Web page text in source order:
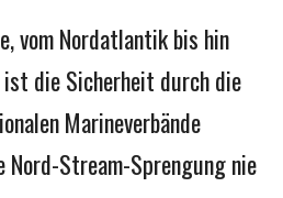
vom Nordatlantik bis hin
die Sicherheit durch die
Marineverbände
Nord-Stream-Sprengung nie